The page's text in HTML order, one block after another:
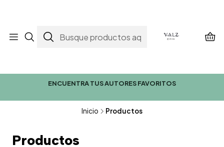
ENCUENTRA TUS AUTORES FAVORITOS
Inicio Productos
Productos